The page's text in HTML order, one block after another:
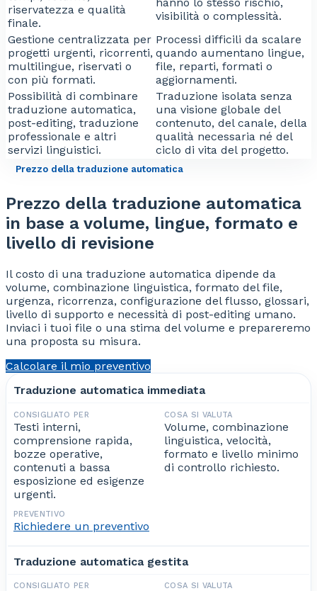
riservatezza e qualità
finale.
visibilità o complessità.
Gestione centralizzata per
progetti urgenti, ricorrenti,
multilingue, riservati o
con più formati.
Processi difficili da scalare
quando aumentano lingue,
file, reparti, formati o
aggiornamenti.
Possibilità di combinare
traduzione automatica,
post-editing, traduzione
professionale e altri
servizi linguistici.
Traduzione isolata senza
una visione globale del
contenuto, del canale, della
qualità necessaria né del
ciclo di vita del progetto.
Prezzo della traduzione automatica
Prezzo della traduzione automatica
in base a volume, lingue, formato e
livello di revisione
Il costo di una traduzione automatica dipende da
volume, combinazione linguistica, formato del file,
urgenza, ricorrenza, configurazione del flusso, glossari,
livello di supporto e necessità di post-editing umano.
Inviaci i tuoi file o una stima del volume e prepareremo
una proposta su misura.
Calcolare il mio preventivo
Traduzione automatica immediata
Testi interni,
comprensione rapida,
bozze operative,
contenuti a bassa
esposizione ed esigenze
urgenti.
Volume, combinazione
linguistica, velocità,
formato e livello minimo
di controllo richiesto.
Richiedere un preventivo
Traduzione automatica gestita